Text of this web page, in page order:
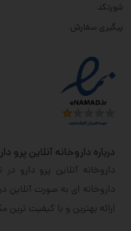
شورتکد
پیگیری سفارش
درباره داروخانه آنلاین پرو
داروخانه آنلاین پرو دارو
داروخانه ای به صورت
ارائه بهترین و با کیفیت